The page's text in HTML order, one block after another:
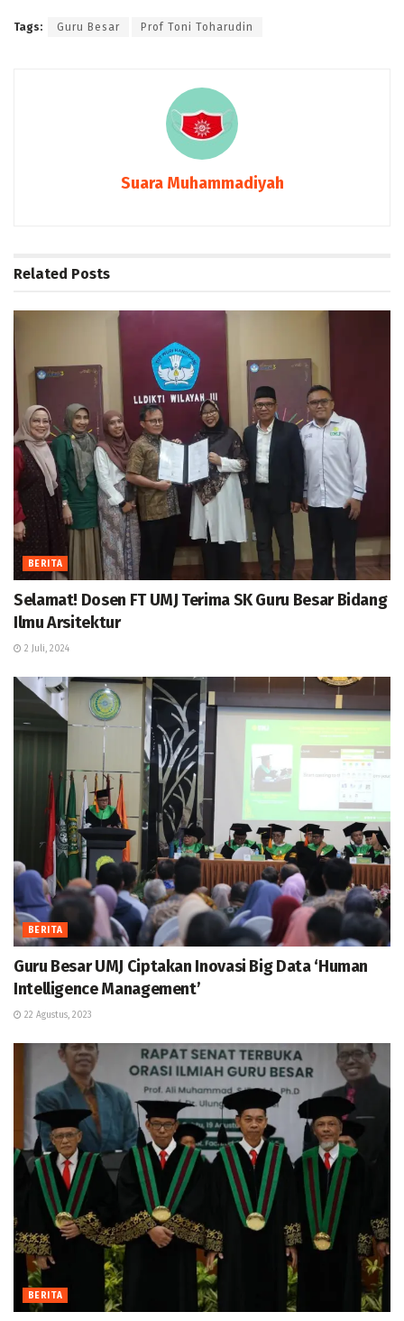
Tags: Guru Besar Prof Toni Toharudin
Suara Muhammadiyah
Related Posts
BERITA
Selamat! Dosen FT UMJ Terima SK Guru Besar Bidang
Ilmu Arsitektur
2 Juli, 2024
BERITA
Guru Besar UMJ Ciptakan Inovasi Big Data ‘Human
Intelligence Management’
22 Agustus, 2023
BERITA